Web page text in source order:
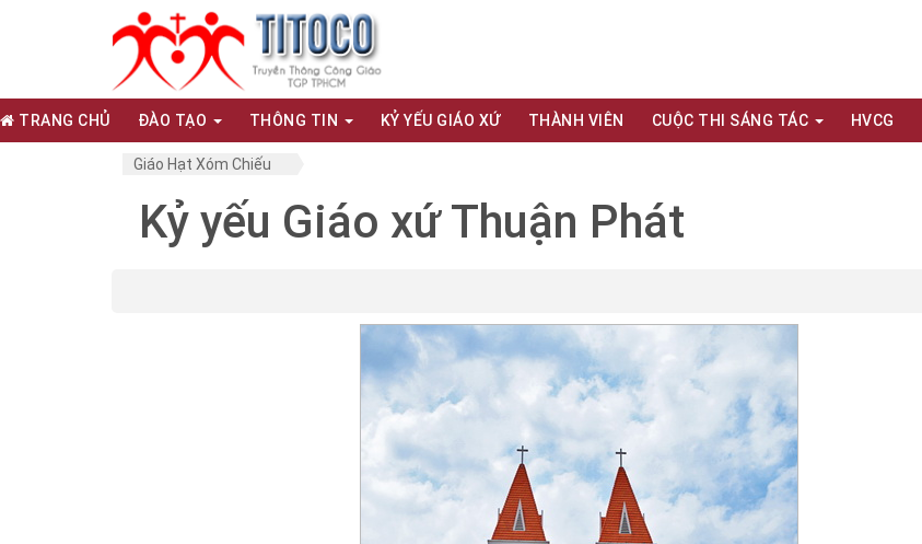
TRANG CHỦ ĐÀO TẠO THÔNG TIN KỶ YẾU GIÁO XỨ THÀNH VIÊN CUỘC THI SÁNG TÁC HVCG
Giáo Hạt Xóm Chiếu
Kỷ yếu Giáo xứ Thuận Phát